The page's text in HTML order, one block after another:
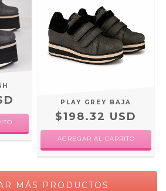
PLAY GREY BAJA
$198.32 USD
AGREGAR AL CARRITO
MÁS PRODUCTOS